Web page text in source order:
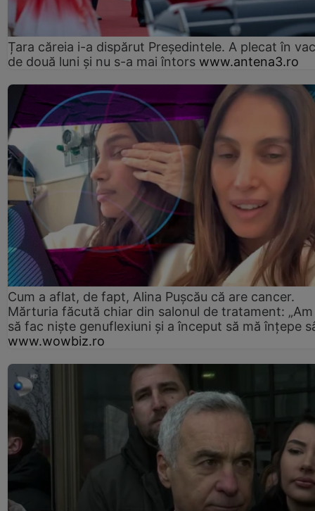
Țara căreia i-a dispărut Președintele. A plecat în
de două luni și nu s-a mai întors www.antena3.ro
Cum a aflat, de fapt, Alina Pușcău că are cancer.
Mărturia făcută chiar din salonul de tratament:
să fac niște genuflexiuni și a început să mă înțepe
www.wowbiz.ro